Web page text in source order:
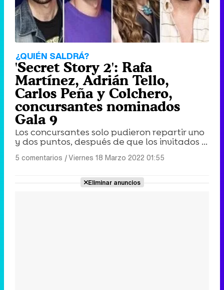
¿QUIÉN SALDRÁ?
'Secret Story 2': Rafa
Martínez, Adrián Tello,
Carlos Peña y Colchero,
concursantes nominados
Gala 9
Los concursantes solo pudieron repartir uno
y dos puntos, después de que los invitados ...
5 comentarios |Viernes 18 Marzo 2022 01:55
Eliminar anuncios